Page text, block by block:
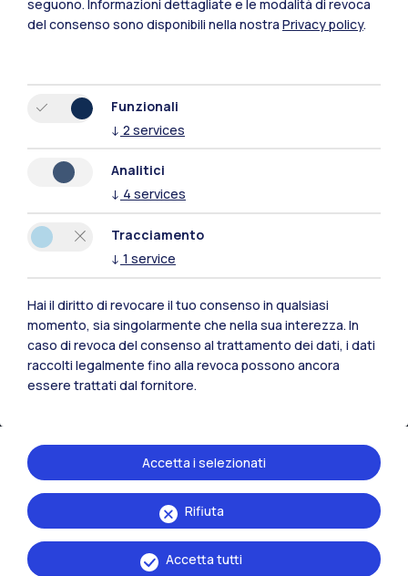
Polimi Community
seguono. Informazioni dettagliate e le modalità di revoca
del consenso sono disponibili nella nostra Privacy policy.
Funzionali
↓ 2 services
Analitici
↓ 4 services
Tracciamento
↓ 1 service
Hai il diritto di revocare il tuo consenso in qualsiasi
momento, sia singolarmente che nella sua interezza. In
caso di revoca del consenso al trattamento dei dati, i dati
raccolti legalmente fino alla revoca possono ancora
essere trattati dal fornitore.
Rifiuta
Accetta i selezionati
Accetta tutti